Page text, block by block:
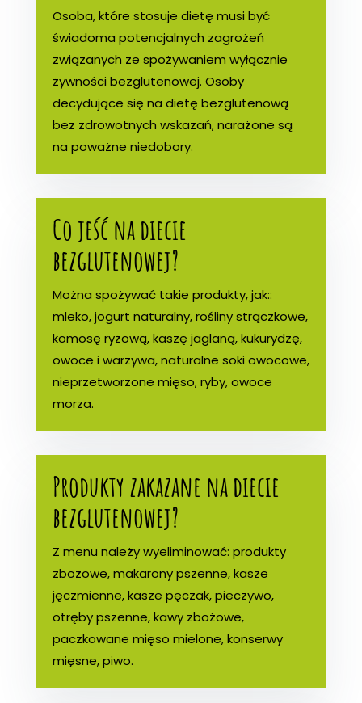
Osoba, które stosuje dietę musi być
świadoma potencjalnych zagrożeń
związanych ze spożywaniem wyłącznie
żywności bezglutenowej. Osoby
decydujące się na dietę bezglutenową
bez zdrowotnych wskazań, narażone są
na poważne niedobory.
Co jeść na diecie
bezglutenowej?
Można spożywać takie produkty, jak::
mleko, jogurt naturalny, rośliny strączkowe,
komosę ryżową, kaszę jaglaną, kukurydzę,
owoce i warzywa, naturalne soki owocowe,
nieprzetworzone mięso, ryby, owoce
morza.
Produkty zakazane na diecie
bezglutenowej?
Z menu należy wyeliminować: produkty
zbożowe, makarony pszenne, kasze
jęczmienne, kasze pęczak, pieczywo,
otręby pszenne, kawy zbożowe,
paczkowane mięso mielone, konserwy
mięsne, piwo.